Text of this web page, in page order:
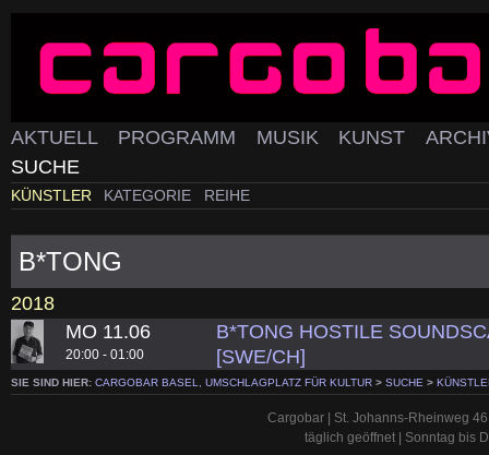
AKTUELL PROGRAMM MUSIK KUNST
SUCHE
KÜNSTLER KATEGORIE REIHE
B*TONG
2018
MO 11.06
20:00 - 01:00
B*TONG HOSTILE
[SWE/CH]
SIE SIND HIER: CARGOBAR BASEL, UMSCHLAGPLATZ FÜR KULTUR > SUCHE >
Cargobar | St. Johanns-Rheinweg
täglich geöffnet | Sonntag bis